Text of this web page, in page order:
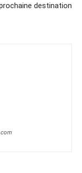
destination